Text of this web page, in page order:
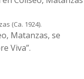
(Ca. 1924).
Matanzas, se
Viva”.